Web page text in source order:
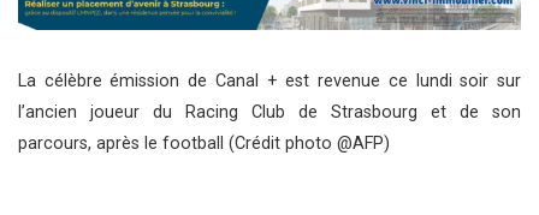
La célèbre émission de Canal + est revenue ce lundi soir sur
l’ancien joueur du Racing Club de Strasbourg et de son
parcours, après le football (Crédit photo @AFP)